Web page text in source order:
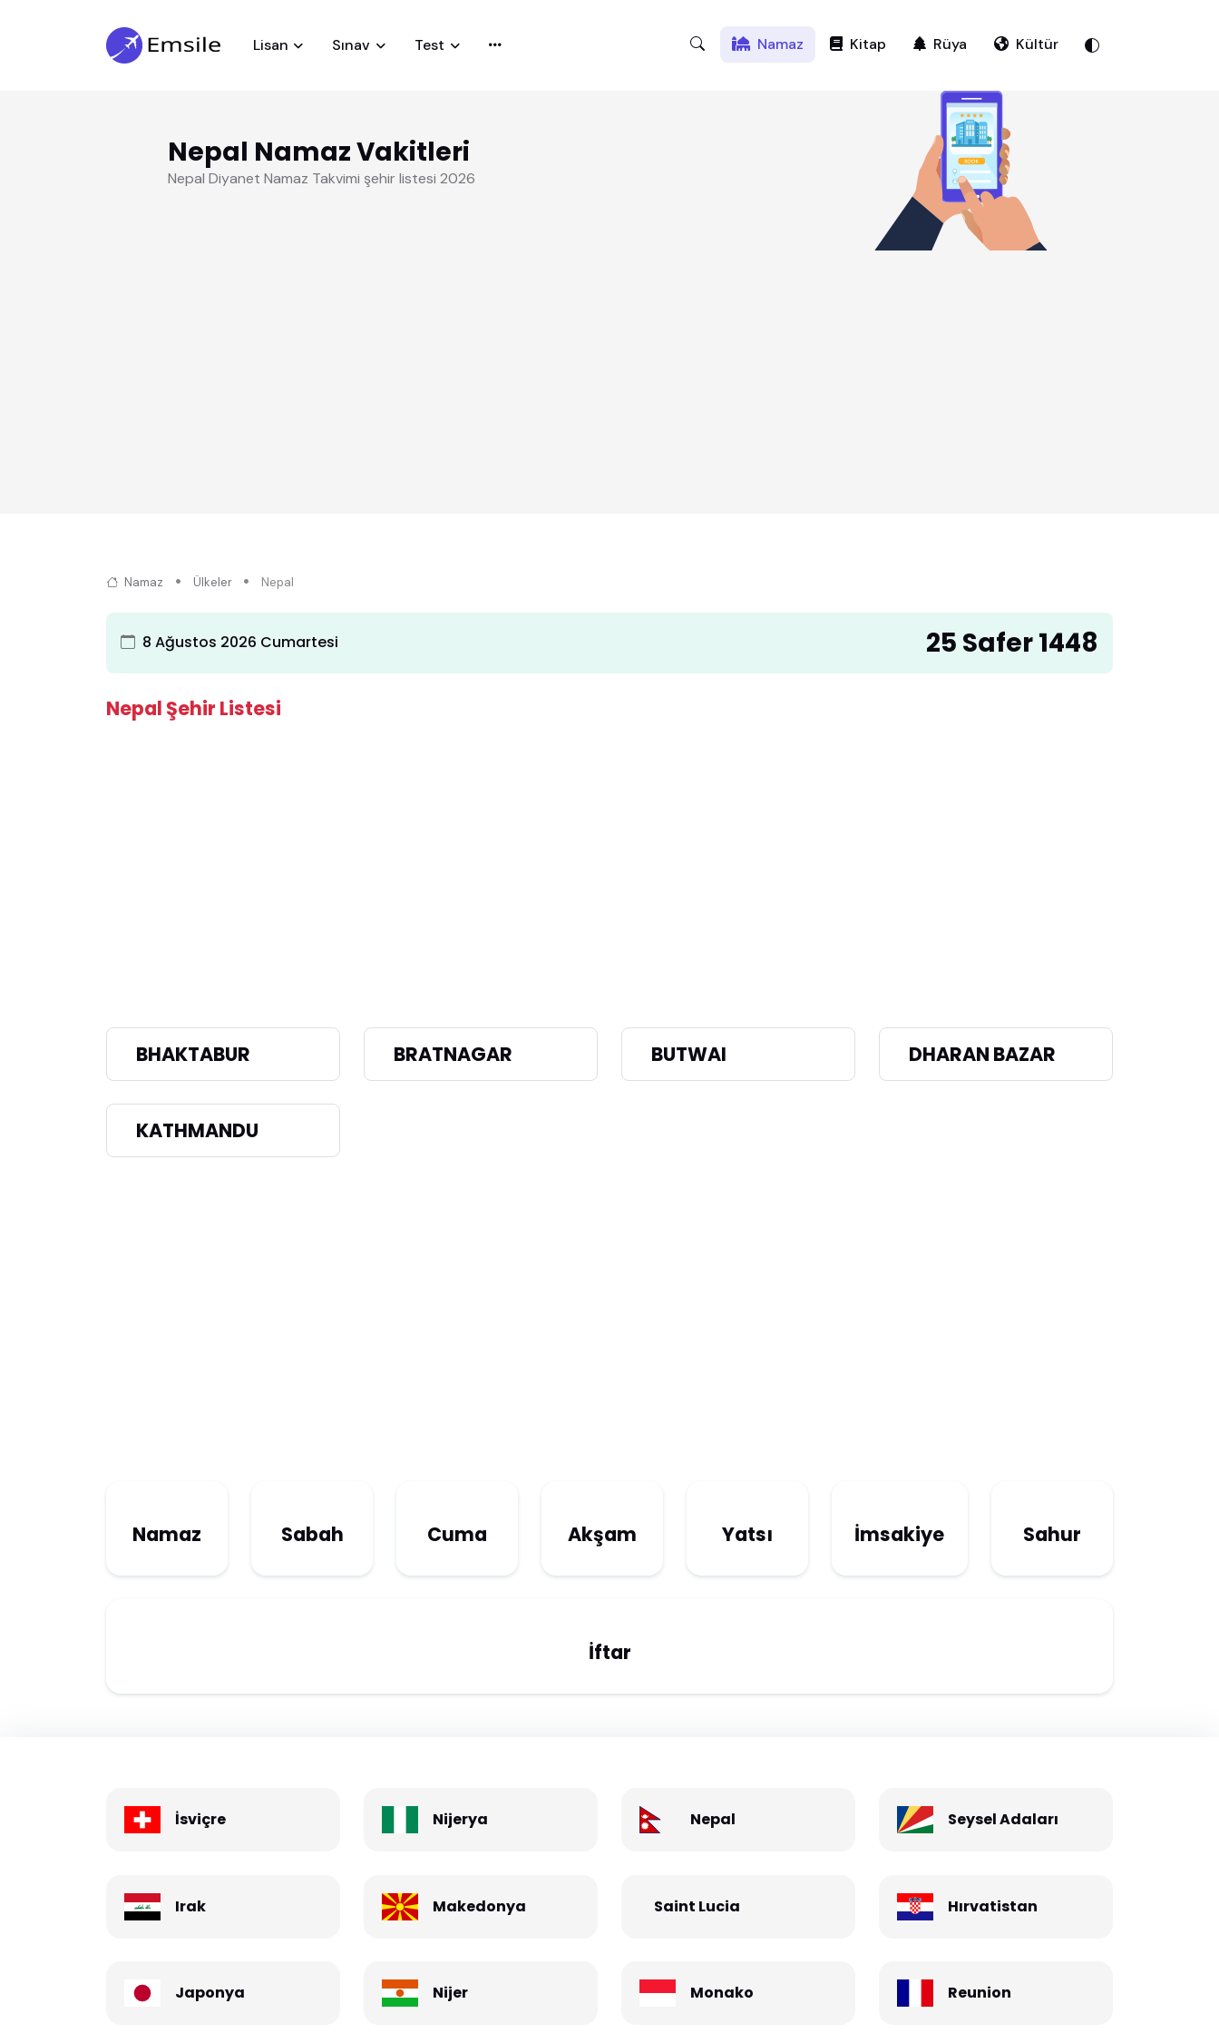
Lisan Sınav Test Namaz Kitap Rüya Kültür
Nepal Namaz Vakitleri
Nepal Diyanet Namaz Takvimi şehir listesi 2026
Namaz Ülkeler Nepal
8 Ağustos 2026 Cumartesi 25 Safer 1448
Nepal Şehir Listesi
BHAKTABUR BRATNAGAR BUTWAI DHARAN BAZAR
KATHMANDU
Namaz Sabah Cuma Akşam Yatsı İmsakiye Sahur
İftar
İsviçre Nijerya Nepal Seysel Adaları
Irak Makedonya Saint Lucia Hırvatistan
Japonya Nijer Monako Reunion